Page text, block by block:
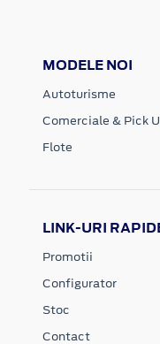
MODELE NOI
Autoturisme
Comerciale & Pick
Flote
LINK-URI
Promotii
Configurator
Stoc
Contact